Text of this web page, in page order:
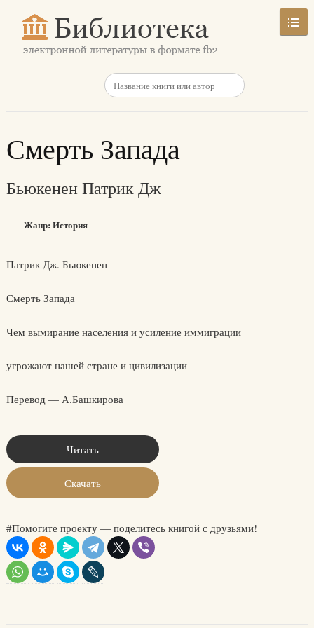
Смерть Запада
Бьюкенен Патрик Дж
Жанр: История
Патрик Дж. Бьюкенен
Смерть Запада
Чем вымирание населения и усиление иммиграции
угрожают нашей стране и цивилизации
Перевод — А.Башкирова
Читать
Скачать
#Помогите проекту — поделитесь книгой с друзьями!